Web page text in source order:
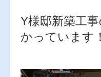
Y様邸新築工
かっています